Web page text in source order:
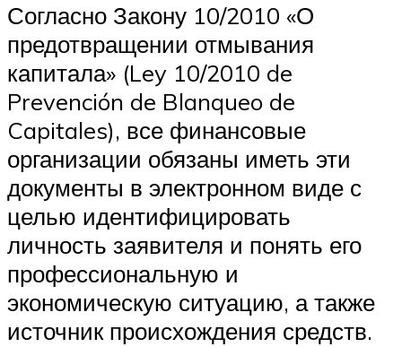
Согласно Закону 10/2010 «О
предотвращении отмывания
капитала» (Ley 10/2010 de
Prevención de Blanqueo de
Capitales), все финансовые
организации обязаны иметь эти
документы в электронном виде с
целью идентифицировать
личность заявителя и понять его
профессиональную и
экономическую ситуацию, а также
источник происхождения средств.